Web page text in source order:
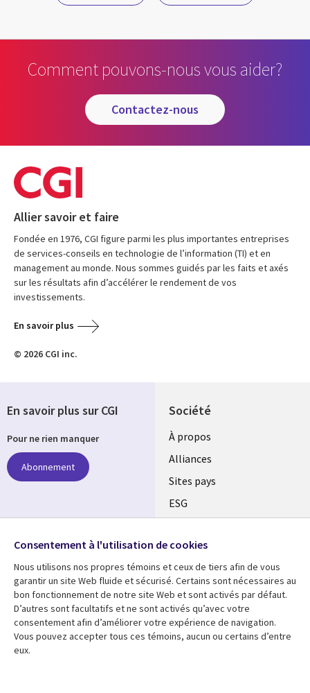
Comment pouvons-nous vous aider?
contactez-nous
Allier savoir et faire
Fondée en 1976, CGI figure parmi les plus importantes entreprises
de services-conseils en technologie de l’information (TI) et en
management au monde. Nous sommes guidés par les faits et axés
sur les résultats afin d’accélérer le rendement de vos
investissements.
En savoir plus
© 2026 CGI inc.
Société
À propos
Alliances
Sites pays
ESG
Fusions
Salle de presse
Ressources
Articles
Support
En savoir plus sur CGI
Pour ne rien manquer
Abonnement
Suivez-nous
Social
Media
Global
FR
Consentement à l'utilisation de cookies
Nous utilisons nos propres témoins et ceux de tiers afin de vous
garantir un site Web fluide et sécurisé. Certains sont nécessaires au
bon fonctionnement de notre site Web et sont activés par défaut.
D’autres sont facultatifs et ne sont activés qu’avec votre
consentement afin d’améliorer votre expérience de navigation.
Vous pouvez accepter tous ces témoins, aucun ou certains d’entre
eux.